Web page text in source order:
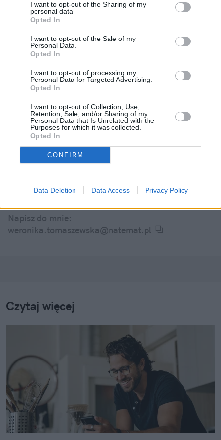
I want to opt-out of the Sharing of my
personal data.
Opted In
I want to opt-out of the Sale of my
Personal Data.
Opted In
I want to opt-out of processing my
Personal Data for Targeted Advertising.
Opted In
I want to opt-out of Collection, Use,
Retention, Sale, and/or Sharing of my
Personal Data that Is Unrelated with the
Purposes for which it was collected.
Opted In
CONFIRM
Data Deletion Data Access Privacy Policy
Weronika Tomaszewska-Michalak
Obserwuj
W naTemat jestem dziennikarką i lubię pisać o
dzieje się u polskich i zagranicznych gwiazd.
Internetowe dramy, kontrowersyjne wypowiedzi, a
także ciekawostki z życia codziennego znanych
twarzy – śledzę je wszystkie i informuję o nich w
Napisz do mnie:
weronika.tomaszewska@natemat.pl
Czytaj więcej